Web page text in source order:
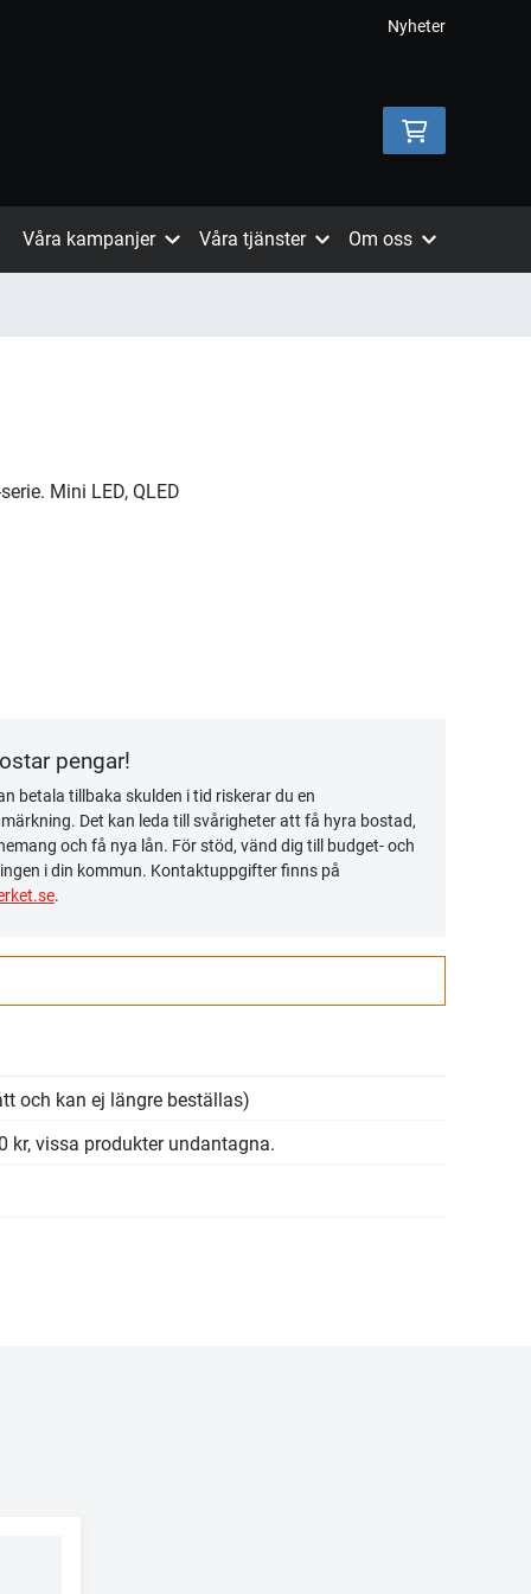
Nyheter
Våra kampanjer Våra tjänster Om oss
Mini LED, QLED
pengar!
betala tillbaka skulden i tid riskerar du en
Det kan leda till svårigheter att få hyra bostad,
och få nya lån. För stöd, vänd dig till budget- och
i din kommun. Kontaktuppgifter finns på
.
och kan ej längre beställas)
kr, vissa produkter undantagna.